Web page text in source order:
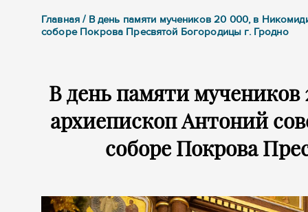
Главная / В день памяти мучеников 20 000, в
соборе Покрова Пресвятой Богородицы г. Гродно
В день памяти
архиепископ Антоний
соборе Покрова